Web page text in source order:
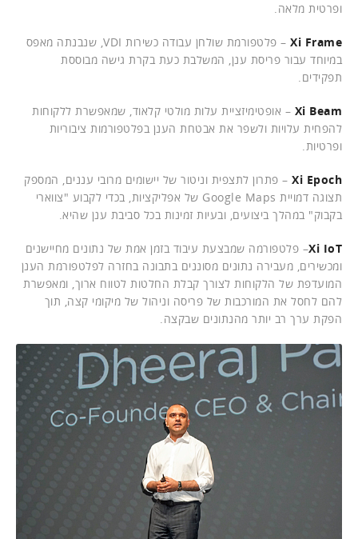
ופרטית מלאה.
Xi Frame
– פלטפורמת שולחן עבודה כשירות VDI, שנבנתה מאפס
במיוחד עבור פריסת ענן, המשלבת כעת בקרת גישה מבוססת
תפקידים.
Xi Beam – אופטימיזציית עלות מולטי קלאוד, שמאפשרת ללקוחות
להפחית עלויות ולשפר את אבטחת הענן בפלטפורמות ציבוריות
ופרטיות.
Xi Epoch – פתרון לתצפית וניטור של יישומים מרובי עננים, המספק
תצוגה דמויית Google Maps של אפליקציות, בכדי לקבוע "צווארי
בקבוק" במהלך ביצועים, ובעיות זמינות בכל סביבת ענן שהיא.
Xi IoT– פלטפורמה שמבצעת עיבוד בזמן אמת של נתונים מחיישנים
ומכשירים, מעבירה נתונים מסוננים בתבונה בחזרה לפלטפורמת הענן
המועדפת של הלקוחות לצורך קבלת החלטות לטווח ארוך, ומאפשרת
להם לחסל את המורכבות של פריסה וניהול של מיקומי קצה, תוך
הפקת ערך רב יותר מהנתונים שבקצה.